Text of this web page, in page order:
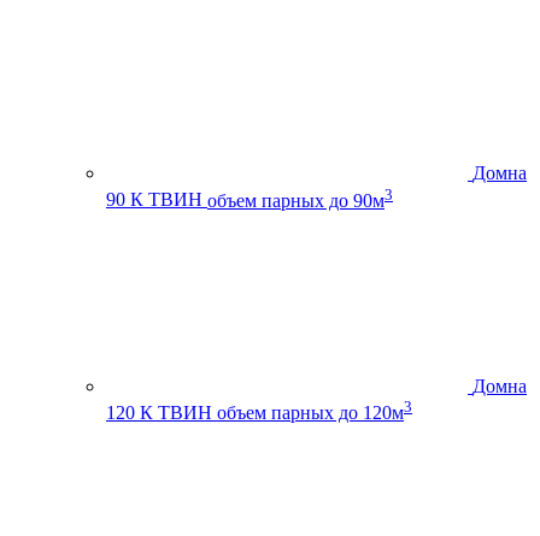
Домна
90 К ТВИН объем парных до 90м3
Домна
120 К ТВИН объем парных до 120м3